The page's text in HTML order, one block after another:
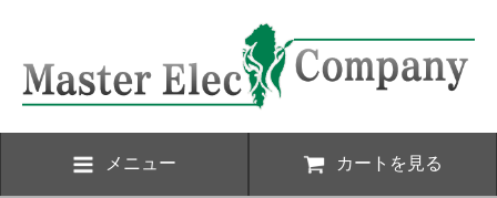
メニュー カートを見る